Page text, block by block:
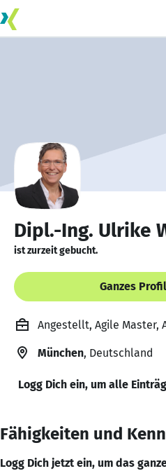
Dipl.-Ing. Ulrike
ist zurzeit gebucht.
Ganzes
Angestellt, Agile Master,
München, Deutschland
Logg Dich ein, um alle
Fähigkeiten und
Logg Dich jetzt ein, um das